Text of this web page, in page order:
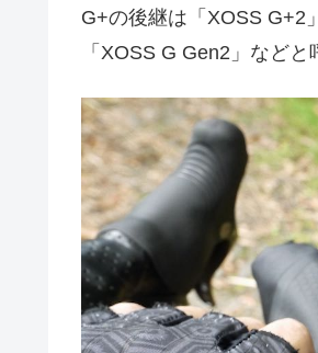
G+の後継は「XOSS G+2
「XOSS G Gen2」などと